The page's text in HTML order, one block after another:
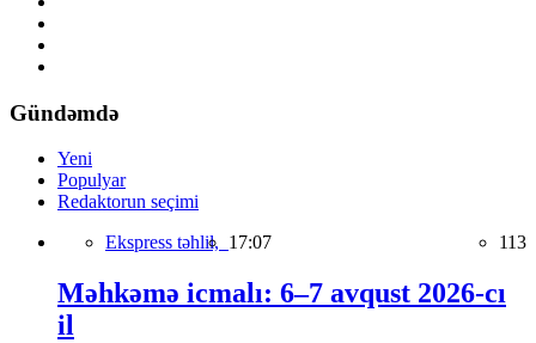
Gündəmdə
Yeni
Populyar
Redaktorun seçimi
Ekspress təhlil, 17:07 113
Məhkəmə icmalı: 6–7 avqust 2026-cı
il